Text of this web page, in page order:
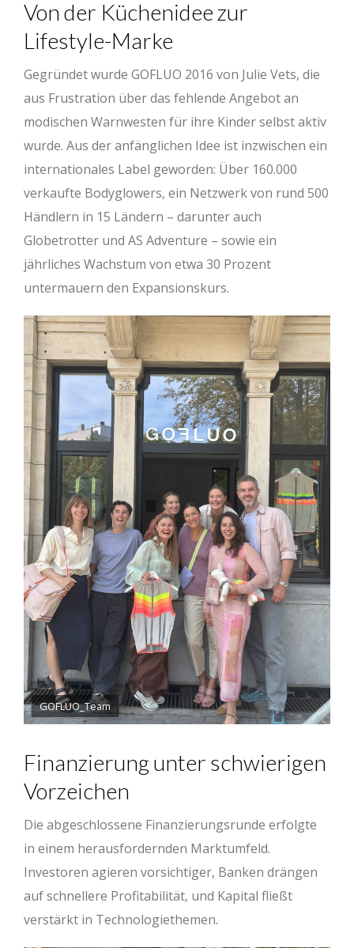
Von der Küchenidee zur
Lifestyle-Marke
Gegründet wurde GOFLUO 2016 von Julie Vets, die
aus Frustration über das fehlende Angebot an
modischen Warnwesten für ihre Kinder selbst aktiv
wurde. Aus der anfänglichen Idee ist inzwischen ein
internationales Label geworden: Über 160.000
verkaufte Bodyglowers, ein Netzwerk von rund 500
Händlern in 15 Ländern – darunter auch
Globetrotter und AS Adventure – sowie ein
jährliches Wachstum von etwa 30 Prozent
untermauern den Expansionskurs.
GOFLUO_Team
Finanzierung unter schwierigen
Vorzeichen
Die abgeschlossene Finanzierungsrunde erfolgte
in einem herausfordernden Marktumfeld.
Investoren agieren vorsichtiger, Banken drängen
auf schnellere Profitabilität, und Kapital fließt
verstärkt in Technologiethemen.